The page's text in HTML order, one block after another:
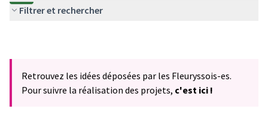
Filtrer et rechercher
Retrouvez les idées déposées par les Fleuryssois-es.
Pour suivre la réalisation des projets, c'est ici !